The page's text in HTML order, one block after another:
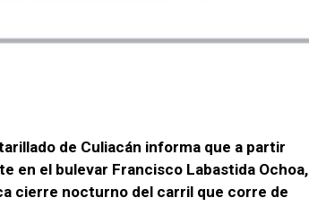
de Culiacán informa que a partir
en el bulevar Francisco Labastida Ochoa,
cierre nocturno del carril que corre de